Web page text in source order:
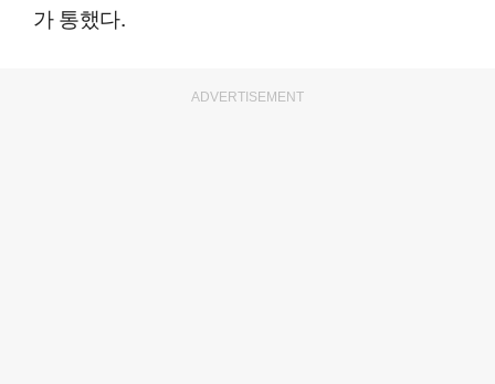
가 통했다.
ADVERTISEMENT